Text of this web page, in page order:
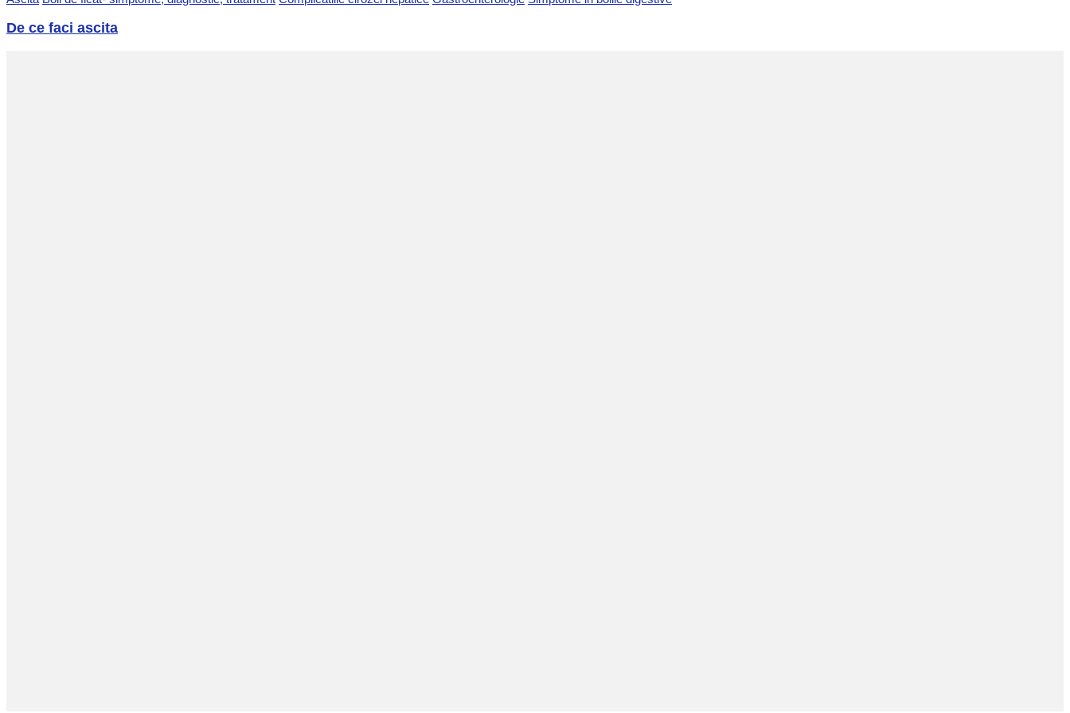
De ce faci ascita